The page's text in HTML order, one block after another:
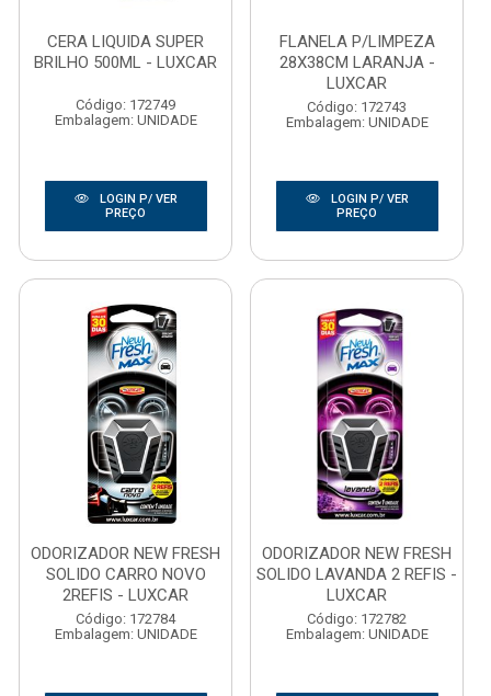
CERA LIQUIDA SUPER
BRILHO 500ML - LUXCAR
Código: 172749
Embalagem: UNIDADE
LOGIN P/ VER
PREÇO
FLANELA P/LIMPEZA
28X38CM LARANJA -
LUXCAR
Código: 172743
Embalagem: UNIDADE
LOGIN P/ VER
PREÇO
ODORIZADOR NEW FRESH
SOLIDO CARRO NOVO
2REFIS - LUXCAR
Código: 172784
Embalagem: UNIDADE
ODORIZADOR NEW FRESH
SOLIDO LAVANDA 2 REFIS -
LUXCAR
Código: 172782
Embalagem: UNIDADE